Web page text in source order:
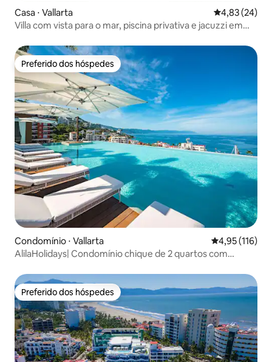
Casa ⋅ Vallarta 4,83 de uma
4,83 (24)
Villa com vista para o mar, piscina privativa e jacuzzi em
Preferido dos hóspedes
Preferido dos hóspedes
Condomínio ⋅ Vallarta 4,95 de uma
4,95 (116)
AlilaHolidays| Condomínio chique de 2 quartos com
Preferido dos hóspedes
Preferido dos hóspedes